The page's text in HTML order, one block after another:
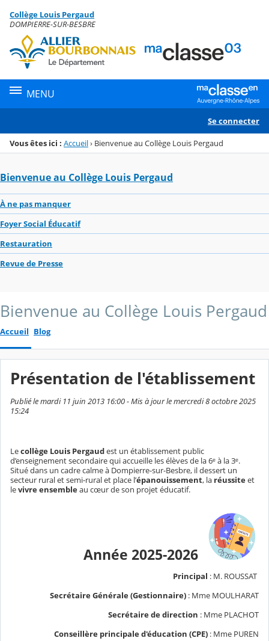
Menu de la rubrique
Contenu
Collège Louis Pergaud
DOMPIERRE-SUR-BESBRE
MENU
Se connecter
Vous êtes ici : Accueil› Bienvenue au Collège Louis Pergaud
Bienvenue au Collège Louis Pergaud
À ne pas manquer
Foyer Social Éducatif
Restauration
Revue de Presse
Bienvenue au Collège Louis Pergaud
Accueil Blog
Présentation de l'établissement
Publié le mardi 11 juin 2013 16:00 - Mis à jour le mercredi 8 octobre 2025
15:24
Lecollège Louis Pergaudest un établissement public
d’enseignement secondaire qui accueille les élèves de la 6ᵉ à la 3ᵉ.
Situé dans un cadre calme à Dompierre-sur-Besbre, il dessert un
secteur rural et semi-rural et place l’épanouissement, la réussiteet
levivre ensembleau cœur de son projet éducatif.
Année 2025-2026
Principal : M. ROUSSAT
Secrétaire Générale (Gestionnaire) : Mme MOULHARAT
Secrétaire de direction : Mme PLACHOT
Conseillère principale d'éducation (CPE) : Mme PUREN